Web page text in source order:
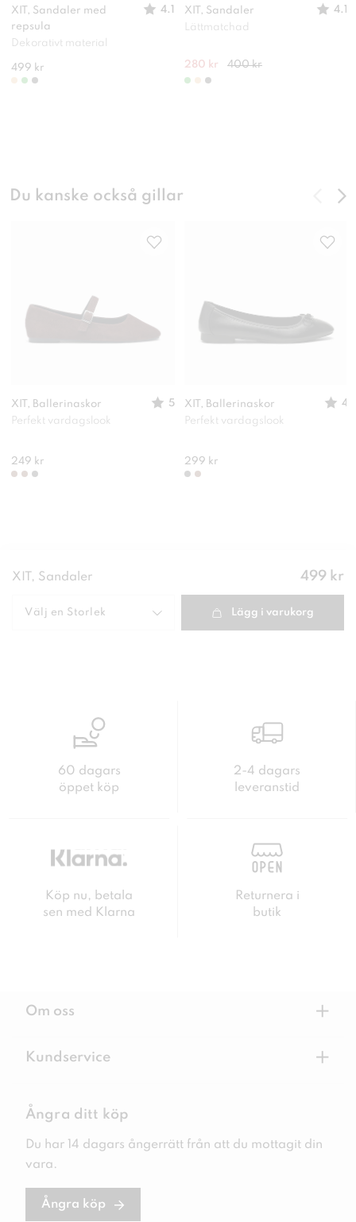
XIT, Sandaler med
repsula
4.1
Dekorativt material
499 kr
XIT, Sandaler
4.1
Lättmatchad
280 kr 400 kr
Du kanske också gillar
XIT, Ballerinaskor
5
Perfekt vardagslook
249 kr
XIT, Ballerinaskor
4
Perfekt vardagslook
299 kr
XIT, Sandaler Pris:
499 kr
Välj en Storlek Lägg i varukorg
60 dagars
öppet köp
2-4 dagars
leveranstid
Köp nu, betala
sen med Klarna
Returnera i
butik
Om oss +
Kundservice +
Ångra ditt köp
Du har 14 dagars ångerrätt från att du mottagit din
vara.
Ångra köp